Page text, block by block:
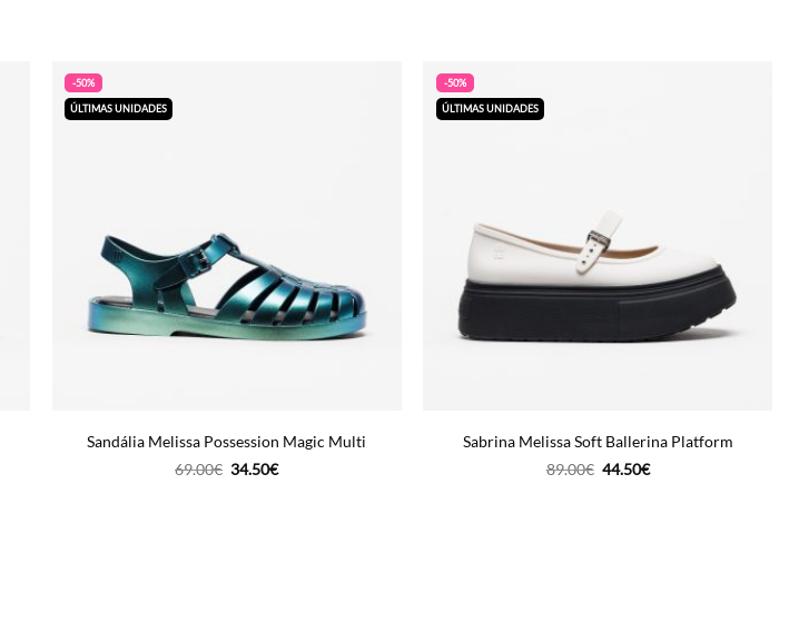
-50%
ÚLTIMAS UNIDADES
Sandália Melissa Possession Magic Multi
69.00€ O
34.50€O
-50%
ÚLTIMAS UNIDADES
Sabrina Melissa Soft Ballerina Platform
89.00€ O
44.50€O